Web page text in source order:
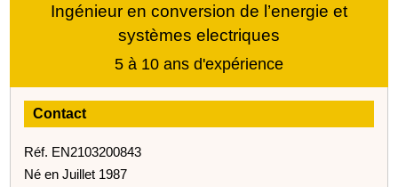
Ingénieur en conversion de l’energie et
systèmes electriques
5 à 10 ans d'expérience
Contact
Réf. EN2103200843
Né en Juillet 1987